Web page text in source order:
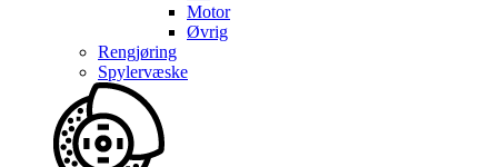
Motor
Øvrig
Rengjøring
Spylervæske